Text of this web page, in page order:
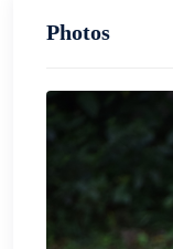
Photos